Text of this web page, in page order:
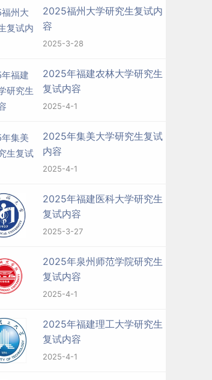
2025福州大学研究生复试内
容
2025-3-28
2025年福建农林大学研究生
复试内容
2025-4-1
2025年集美大学研究生复试
内容
2025-4-1
2025年福建医科大学研究生
复试内容
2025-3-27
2025年泉州师范学院研究生
复试内容
2025-4-1
2025年福建理工大学研究生
复试内容
2025-4-1